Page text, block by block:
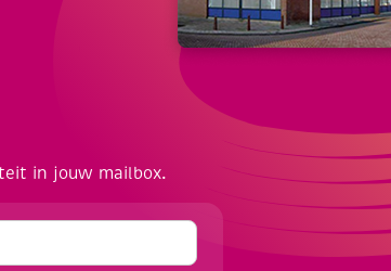
in jouw mailbox.